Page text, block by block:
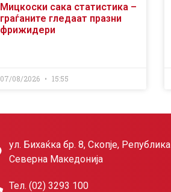
Мицкоски сака статистика –
граѓаните гледаат празни
фрижидери
07/08/2026 15:55
ул. Бихаќка бр. 8, Скопје, Република
Северна Македонија
Тел. (02) 3293 100